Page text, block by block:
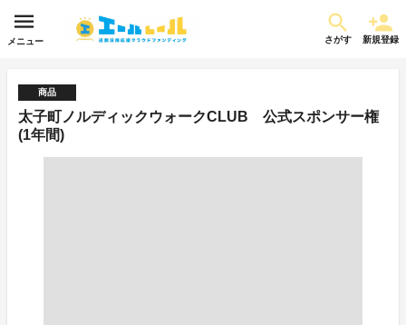
メニュー さがす 新規登録
商品
太子町ノルディックウォークCLUB 公式スポンサー権
(1年間)